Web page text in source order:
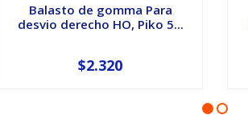
Balasto de gomma Para
desvio derecho HO, Piko 5...
$2.320